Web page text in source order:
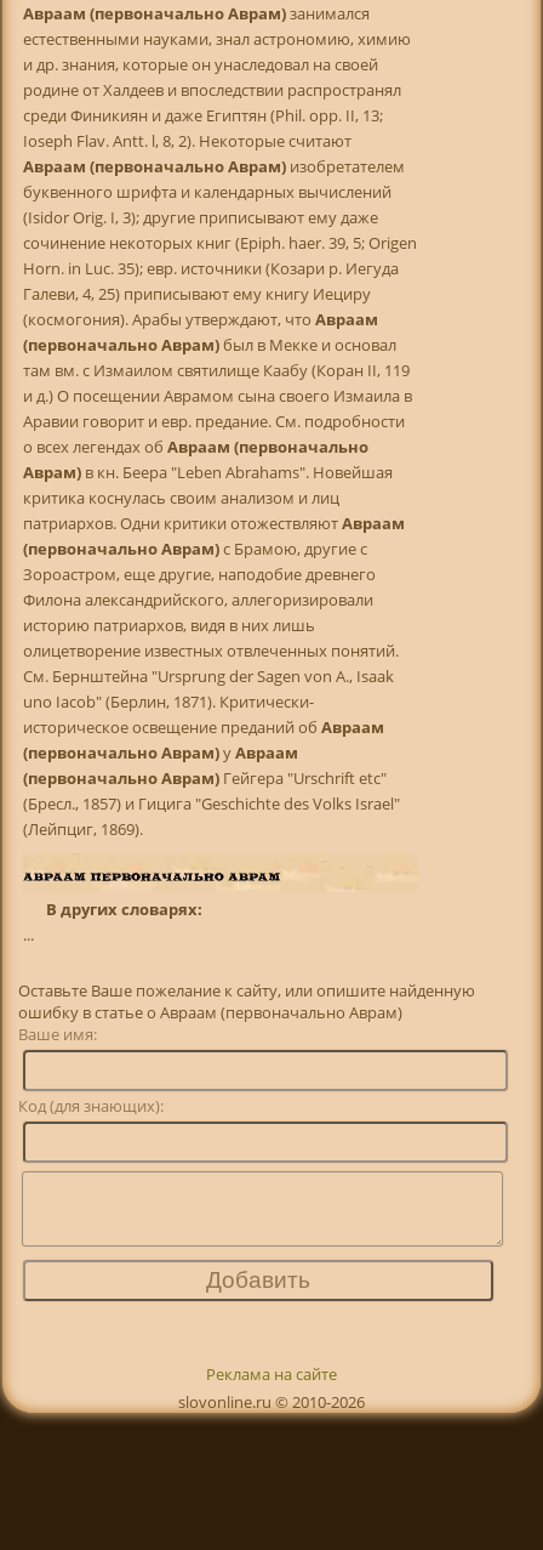
Авраам (первоначально Аврам)занимался
естественными науками, знал астрономию, химию
и др. знания, которые он унаследовал на своей
родине от Халдеев и впоследствии распространял
среди Финикиян и даже Египтян (Phil. opp. II, 13;
Ioseph Flav. Antt. l, 8, 2). Некоторые считают
Авраам (первоначально Аврам) изобретателем
буквенного шрифта и календарных вычислений
(Isidor Orig. I, 3); другие приписывают ему даже
сочинение некоторых книг (Epiph. haer. 39, 5; Origen
Horn. in Luc. 35); евр. источники (Козари р. Иегуда
Галеви, 4, 25) приписывают ему книгу Иециру
(космогония). Арабы утверждают, что Авраам
(первоначально Аврам)был в Мекке и основал
там вм. с Измаилом святилище Каабу (Коран II, 119
и д.) О посещении Аврамом сына своего Измаила в
Аравии говорит и евр. предание. См. подробности
о всех легендах об Авраам (первоначально
Аврам) в кн. Беера "Leben Abrahams". Новейшая
критика коснулась своим анализом и лиц
патриархов. Одни критики отожествляютАвраам
(первоначально Аврам)с Брамою, другие с
Зороастром, еще другие, наподобие древнего
Филона александрийского, аллегоризировали
историю патриархов, видя в них лишь
олицетворение известных отвлеченных понятий.
См. Бернштейна "Ursprung der Sagen von A., Isaak
uno Iacob" (Берлин, 1871). Критически-
историческое освещение преданий об Авраам
(первоначально Аврам)уАвраам
(первоначально Аврам) Гейгера "Urschrift etc"
(Бресл., 1857) и Гицига "Geschichte des Volks Israel"
(Лейпциг, 1869).
В других словарях:
...
Оставьте Ваше пожелание к сайту, или опишите найденную
ошибку в статье о Авраам (первоначально Аврам)
Ваше имя:
Код (для знающих):
Реклама на сайте
slovonline.ru © 2010-2026